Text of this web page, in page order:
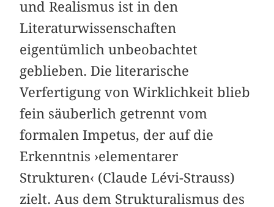
und Realismus ist in den
Literaturwissenschaften
eigentümlich unbeobachtet
geblieben. Die literarische
Verfertigung von Wirklichkeit blieb
fein säuberlich getrennt vom
formalen Impetus, der auf die
Erkenntnis ›elementarer
Strukturen‹ (Claude Lévi-Strauss)
zielt. Aus dem Strukturalismus des